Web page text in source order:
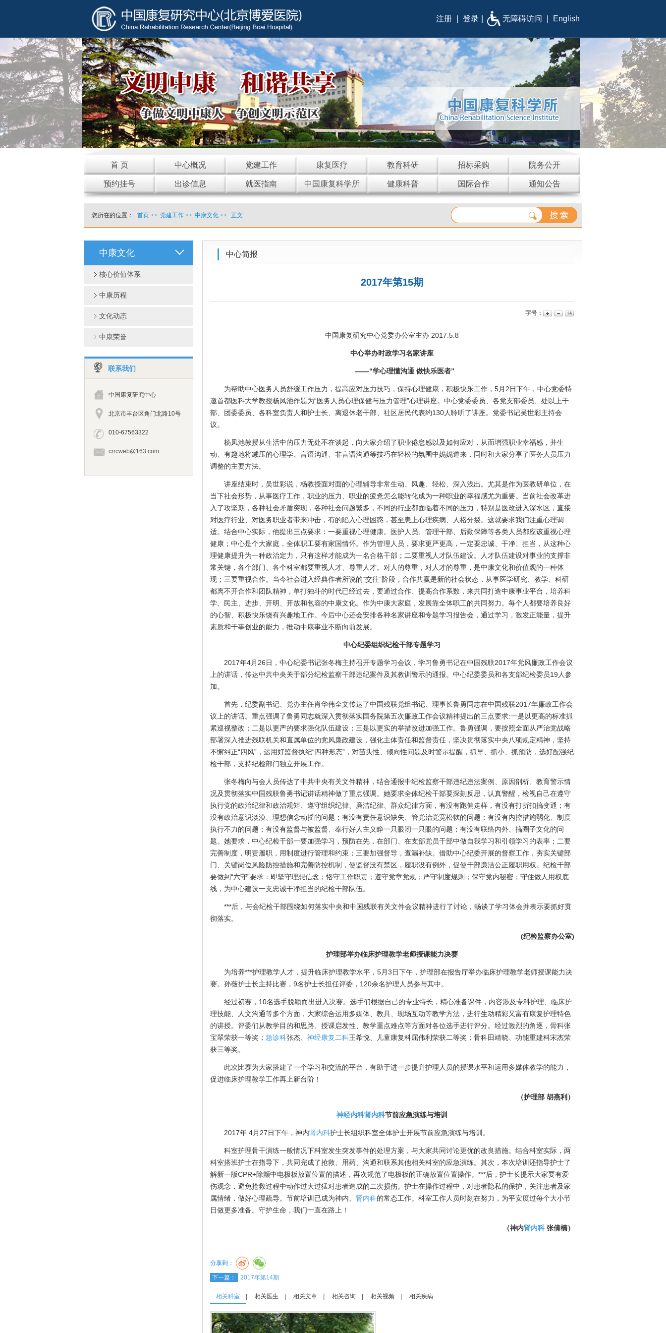
注册 登录 无障碍访问 English
首 页 中心概况 党建工作 康复医疗 教育科研 招标采购 院务公开
预约挂号 出诊信息 就医指南 中国康复科学所 健康科普 国际合作 通知公告
您所在的位置： 首页>> 党建工作>> 中康文化>> 正文
中康文化
核心价值体系
中康历程
文化动态
中康荣誉
联系我们
中国康复研究中心
北京市丰台区角门北路10号
010-67563322
crrcweb@163.com
中心简报
2017年第15期
字号：
中国康复研究中心党委办公室主办 2017.5.8
中心举办时政学习名家讲座
——“学心理懂沟通 做快乐医者”
为帮助中心医务人员舒缓工作压力，提高应对压力技巧，保持心理健康，积极快乐工作，5月2日下午，中心党委特
邀首都医科大学教授杨凤池作题为“医务人员心理保健与压力管理”心理讲座。中心党委委员、各党支部委员、处以上干
部、团委委员、各科室负责人和护士长、离退休老干部、社区居民代表约130人聆听了讲座。党委书记吴世彩主持会
议。
杨凤池教授从生活中的压力无处不在谈起，向大家介绍了职业倦怠感以及如何应对，从而增强职业幸福感，并生
动、有趣地将减压的心理学、言语沟通、非言语沟通等技巧在轻松的氛围中娓娓道来，同时和大家分享了医务人员压力
调整的主要方法。
讲座结束时，吴世彩说，杨教授面对面的心理辅导非常生动、风趣、轻松、深入浅出。尤其是作为医教研单位，在
当下社会形势，从事医疗工作，职业的压力、职业的疲惫怎么能转化成为一种职业的幸福感尤为重要。当前社会改革进
入了攻坚期，各种社会矛盾突现，各种社会问题繁多，不同的行业都面临着不同的压力，特别是医改进入深水区，直接
对医疗行业、对医务职业者带来冲击，有的陷入心理困惑，甚至患上心理疾病、人格分裂。这就要求我们注重心理调
适。结合中心实际，他提出三点要求：一要重视心理健康。医护人员、管理干部、后勤保障等各类人员都应该重视心理
健康；中心是个大家庭，全体职工要有家国情怀。作为管理人员，要求更严更高，一定要忠诚、干净、担当，从这种心
理健康提升为一种政治定力，只有这样才能成为一名合格干部；二要重视人才队伍建设。人才队伍建设对事业的支撑非
常关键，各个部门、各个科室都要重视人才、尊重人才。对人的尊重，对人才的尊重，是中康文化和价值观的一种体
现；三要重视合作。当今社会进入经典作者所说的“交往”阶段，合作共赢是新的社会状态，从事医学研究、教学、科研
都离不开合作和团队精神，单打独斗的时代已经过去，要通过合作、提高合作系数，来共同打造中康事业平台，培养科
学、民主、进步、开明、开放和包容的中康文化。作为中康大家庭，发展靠全体职工的共同努力。每个人都要培养良好
的心智、积极快乐饶有兴趣地工作。今后中心还会安排各种名家讲座和专题学习报告会，通过学习，激发正能量，提升
素质和干事创业的能力，推动中康事业不断向前发展。
中心纪委组织纪检干部专题学习
2017年4月26日，中心纪委书记张冬梅主持召开专题学习会议，学习鲁勇书记在中国残联2017年党风廉政工作会议
上的讲话，传达中共中央关于部分纪检监察干部违纪案件及其教训警示的通报。中心纪委委员和各支部纪检委员19人参
加。
首先，纪委副书记、党办主任肖华伟全文传达了中国残联党组书记、理事长鲁勇同志在中国残联2017年廉政工作会
议上的讲话。重点强调了鲁勇同志就深入贯彻落实国务院第五次廉政工作会议精神提出的三点要求:一是以更高的标准抓
紧巡视整改；二是以更严的要求强化队伍建设；三是以更实的举措改进加强工作。鲁勇强调，要按照全面从严治党战略
部署深入推进残联机关和直属单位的党风廉政建设，强化主体责任和监督责任，坚决贯彻落实中央八项规定精神，坚持
不懈纠正“四风”，运用好监督执纪“四种形态”，对苗头性、倾向性问题及时警示提醒，抓早、抓小、抓预防，选好配强纪
检干部，支持纪检部门独立开展工作。
张冬梅向与会人员传达了中共中央有关文件精神，结合通报中纪检监察干部违纪违法案例、原因剖析、教育警示情
况及贯彻落实中国残联鲁勇书记讲话精神做了重点强调。她要求全体纪检干部要深刻反思，认真警醒，检视自己在遵守
执行党的政治纪律和政治规矩、遵守组织纪律、廉洁纪律、群众纪律方面，有没有跑偏走样，有没有打折扣搞变通；有
没有政治意识淡漠、理想信念动摇的问题；有没有责任意识缺失、管党治党宽松软的问题；有没有内控措施弱化、制度
执行不力的问题；有没有监督与被监督、奉行好人主义睁一只眼闭一只眼的问题；有没有联络内外、搞圈子文化的问
题。她要求，中心纪检干部一要加强学习，预防在先，在部门、在支部党员干部中做自我学习和引领学习的表率；二要
完善制度，明责履职，用制度进行管理和约束；三要加强督导，查漏补缺。借助中心纪委开展的督察工作，夯实关键部
门、关键岗位风险防控措施和完善防控机制，使监督没有禁区，履职没有例外，促使干部廉洁公正履职用权。纪检干部
要做到“六守”要求：即坚守理想信念；恪守工作职责；遵守党章党规；严守制度规则；保守党内秘密；守住做人用权底
线，为中心建设一支忠诚干净担当的纪检干部队伍。
***后，与会纪检干部围绕如何落实中央和中国残联有关文件会议精神进行了讨论，畅谈了学习体会并表示要抓好贯
彻落实。
(纪检监察办公室)
护理部举办临床护理教学老师授课能力决赛
为培养***护理教学人才，提升临床护理教学水平，5月3日下午，护理部在报告厅举办临床护理教学老师授课能力决
赛。孙薇护士长主持比赛，9名护士长担任评委，120余名护理人员参与其中。
经过初赛，10名选手脱颖而出进入决赛。选手们根据自己的专业特长，精心准备课件，内容涉及专科护理、临床护
理技能、人文沟通等多个方面，大家综合运用多媒体、教具、现场互动等教学方法，进行生动精彩又富有康复护理特色
的讲授。评委们从教学目的和思路、授课启发性、教学重点难点等方面对各位选手进行评分。经过激烈的角逐，骨科张
宝翠荣获一等奖； 急诊科张杰、 神经康复二科王希悦、儿童康复科屈伟利荣获二等奖；骨科田靖晓、功能重建科宋杰荣
获三等奖。
此次比赛为大家搭建了一个学习和交流的平台，有助于进一步提升护理人员的授课水平和运用多媒体教学的能力，
促进临床护理教学工作再上新台阶！
（护理部 胡燕利）
神经内科肾内科节前应急演练与培训
2017年 4月27日下午，神内肾内科护士长组织科室全体护士开展节前应急演练与培训。
科室护理骨干演练一般情况下科室发生突发事件的处理方案，与大家共同讨论更优的改良措施。结合科室实际，两
科室搭班护士在指导下，共同完成了抢救、用药、沟通和联系其他相关科室的应急演练。其次，本次培训还指导护士了
解新一版CPR+除颤中电极板放置位置的描述，再次规范了电极板的正确放置位置操作。***后，护士长提示大家要有爱
伤观念，避免抢救过程中动作过大过猛对患者造成的二次损伤。护士在操作过程中，对患者隐私的保护，关注患者及家
属情绪，做好心理疏导。节前培训已成为神内、 肾内科的常态工作。科室工作人员时刻在努力，为平安度过每个大小节
日做更多准备。守护生命，我们一直在路上！
（神内肾内科张倩楠）
分享到：
下一篇： 2017年第14期
相关科室 相关医生 相关文章 相关咨询 相关视频 相关疾病